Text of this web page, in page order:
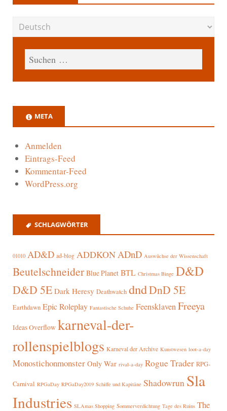
META
Anmelden
Eintrags-Feed
Kommentar-Feed
WordPress.org
SCHLAGWÖRTER
01010 AD&D ad-blog ADDKONADnD Auswüchse der Wissenschaft
Beutelschneider Blue Planet BTL Christmas Binge D&D
D&D 5E Dark Heresy Deathwatch dndDnD 5E
Earthdawn Epic Roleplay Fantastische Schuhe FeensklavenFreeya
Ideas Overflow karneval-der-
rollenspielblogs Karneval der Archive Kunstwesen loot-a-day
Monostichonmonster Only War rival-a-day Rogue Trader RPG-
Carnival RPGaDay RPGaDay2019 Schiffe und Kapitäne Shadowrun Sla
Industries SLAmas Shopping Sommerverdichtung Tage des Ruins The